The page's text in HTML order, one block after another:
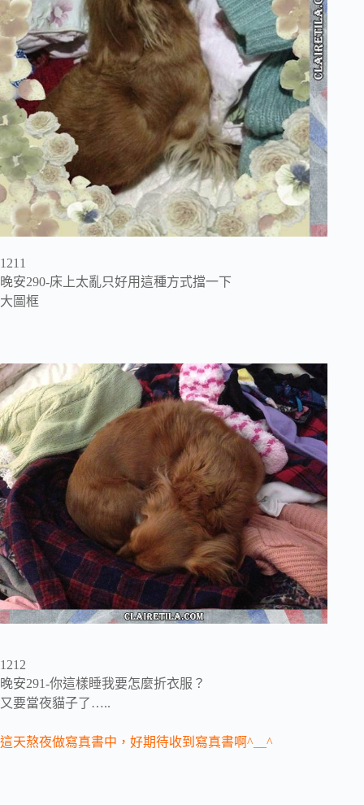
1211
晚安290-床上太亂只好用這種方式擋一下
大圖框
1212
晚安291-你這樣睡我要怎麼折衣服？
又要當夜貓子了…..
這天熬夜做寫真書中，好期待收到寫真書啊^__^